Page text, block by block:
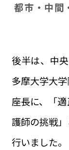
都市・中間
後半は、中
多摩大学大
座長に、「
護師の挑戦
行いました。